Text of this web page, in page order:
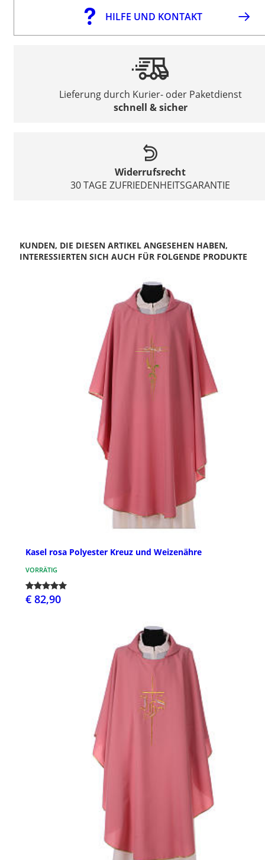
HILFE UND KONTAKT
Lieferung durch Kurier- oder Paketdienst
schnell & sicher
Widerrufsrecht
30 TAGE ZUFRIEDENHEITSGARANTIE
KUNDEN, DIE DIESEN ARTIKEL ANGESEHEN HABEN,
INTERESSIERTEN SICH AUCH FÜR FOLGENDE PRODUKTE
Kasel rosa Polyester Kreuz und Weizenähre
VORRÄTIG
€ 82,90